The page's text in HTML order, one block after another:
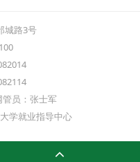
城路3号
员：张士军
学就业指导中心